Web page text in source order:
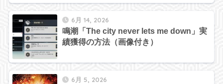
6月 14, 2026
鳴潮「The city never lets me down」実
績獲得の方法（画像付き）
6月 5, 2026